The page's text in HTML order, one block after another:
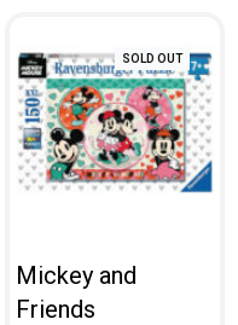
SOLD OUT
Mickey and
Friends